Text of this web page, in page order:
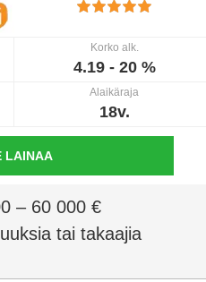
Korko alk.
4.19 - 20 %
Alaikäraja
18v.
LAINAA
– 60 000 €
tai takaajia